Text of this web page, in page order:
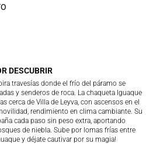
DESCUBRIR
travesías donde el frío del páramo se
y senderos de roca. La chaqueta Iguaque
cerca de Villa de Leyva, con ascensos en el
rendimiento en clima cambiante. Su
cada paso sin peso extra, aportando
de niebla. Sube por lomas frías entre
y déjate cautivar por su magia!